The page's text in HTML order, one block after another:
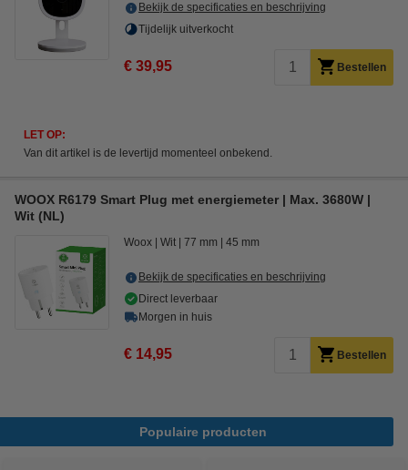
Bekijk de specificaties en beschrijving
Tijdelijk uitverkocht
€ 39,95 Bestellen
LET OP:
Van dit artikel is de levertijd momenteel onbekend.
WOOX R6179 Smart Plug met energiemeter | Max. 3680W |
Wit (NL)
Woox Wit 77 mm 45 mm
Bekijk de specificaties en beschrijving
Direct leverbaar
Morgen in huis
€ 14,95 Bestellen
Populaire producten